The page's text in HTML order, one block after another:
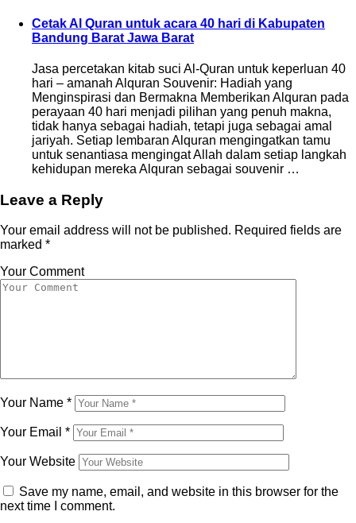
Cetak Al Quran untuk acara 40 hari di Kabupaten
Bandung Barat Jawa Barat
Jasa percetakan kitab suci Al-Quran untuk keperluan 40
hari – amanah Alquran Souvenir: Hadiah yang
Menginspirasi dan Bermakna Memberikan Alquran pada
perayaan 40 hari menjadi pilihan yang penuh makna,
tidak hanya sebagai hadiah, tetapi juga sebagai amal
jariyah. Setiap lembaran Alquran mengingatkan tamu
untuk senantiasa mengingat Allah dalam setiap langkah
kehidupan mereka Alquran sebagai souvenir …
Leave a Reply
Your email address will not be published. Required fields are
marked *
Your Comment
Your Name *
Your Email *
Your Website
Save my name, email, and website in this browser for the
next time I comment.